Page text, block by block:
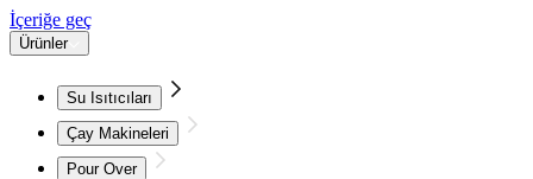
İçeriğe geç
Ürünler
Su Isıtıcıları
Çay Makineleri
Pour Over